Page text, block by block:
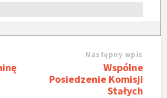
Następny wpis
Wspólne
Posiedzenie Komisji
Stałych